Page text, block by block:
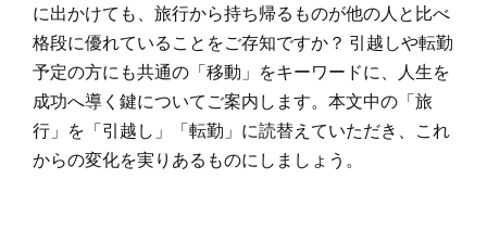
に出かけても、旅行から持ち帰るものが他の人と比べ
格段に優れていることをご存知ですか？ 引越しや転勤
予定の方にも共通の「移動」をキーワードに、人生を
成功へ導く鍵についてご案内します。本文中の「旅
行」を「引越し」「転勤」に読替えていただき、これ
からの変化を実りあるものにしましょう。